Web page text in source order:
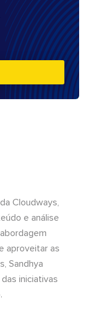
Cloudways,
e análise
aproveitar as
Sandhya
iniciativas